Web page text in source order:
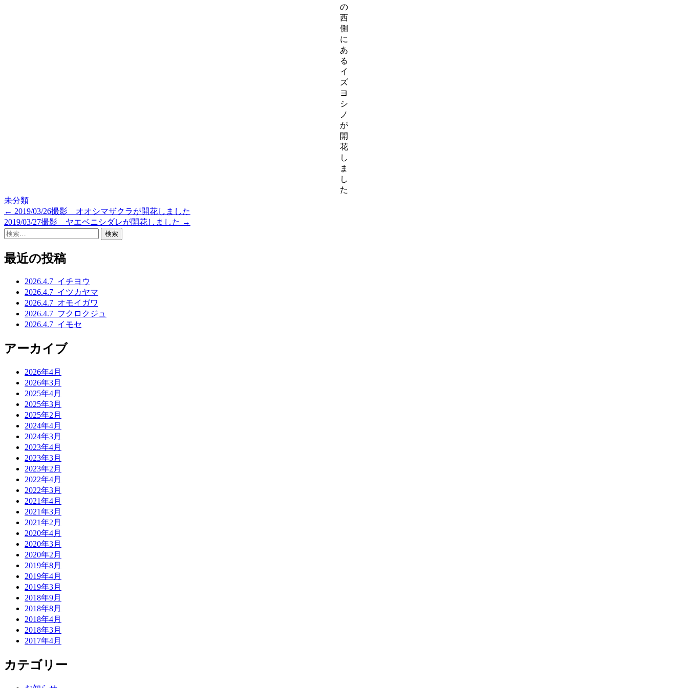
の
西
側
に
あ
る
イ
ズ
ヨ
シ
ノ
が
開
花
し
ま
し
た
未分類
投
稿
ビ
ン
← 2019/03/26撮影 オオシマザクラが開花しました
2019/03/27撮影 ヤエベニシダレが開花しました →
検
最近の投稿
2026.4.7_イチヨウ
2026.4.7_イツカヤマ
2026.4.7_オモイガワ
2026.4.7_フクロクジュ
2026.4.7_イモセ
アーカイブ
2026年4月
2026年3月
2025年4月
2025年3月
2025年2月
2024年4月
2024年3月
2023年4月
2023年3月
2023年2月
2022年4月
2022年3月
2021年4月
2021年3月
2021年2月
2020年4月
2020年3月
2020年2月
2019年8月
2019年4月
2019年3月
2018年9月
2018年8月
2018年4月
2018年3月
2017年4月
カテゴリー